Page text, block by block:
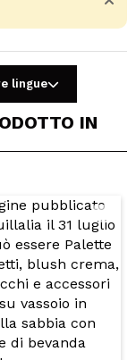
Si No
lingue
IN